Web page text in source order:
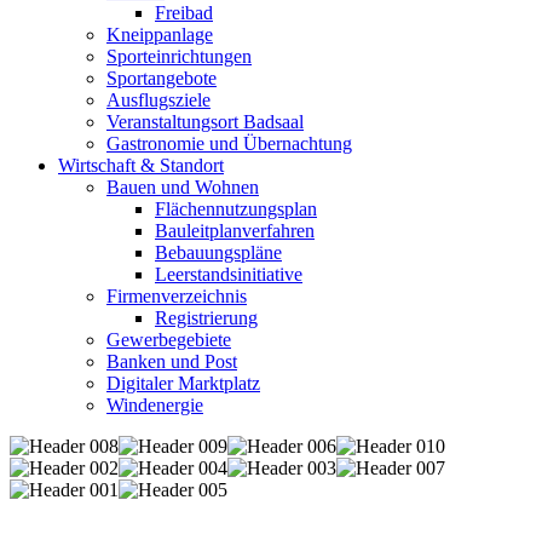
Freibad
Kneippanlage
Sporteinrichtungen
Sportangebote
Ausflugsziele
Veranstaltungsort Badsaal
Gastronomie und Übernachtung
Wirtschaft & Standort
Bauen und Wohnen
Flächennutzungsplan
Bauleitplanverfahren
Bebauungspläne
Leerstandsinitiative
Firmenverzeichnis
Registrierung
Gewerbegebiete
Banken und Post
Digitaler Marktplatz
Windenergie